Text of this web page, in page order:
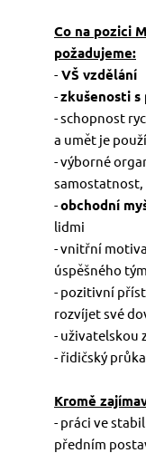
Co na pozici
požadujeme:
-VŠ vzdělání
-zkušenosti s
- schopnost
a umět je
- výborné
-obchodní
lidmi
- vnitřní
úspěšného
- pozitivní
rozvíjet své
- uživatelskou
- řidičský
Kromě
- práci ve
předním